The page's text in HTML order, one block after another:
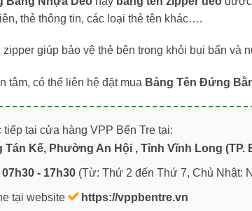
thẻ thông tin, các loại thẻ tên khác….
giúp bảo vệ thẻ bên trong khỏi bụi bẩn và
tâm, có thể liên hệ đặt mua Bảng Tên Đứng
tại cửa hàng VPP Bến Tre tại:
Tán Kế, Phường An Hội , Tỉnh Vĩnh Long (TP.
07h30 - 17h30(Từ: Thứ 2 đến Thứ 7, Chủ Nhật:
tại website https://vppbentre.vn